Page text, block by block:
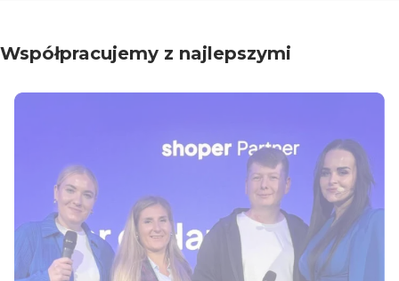
Współpracujemy z najlepszymi